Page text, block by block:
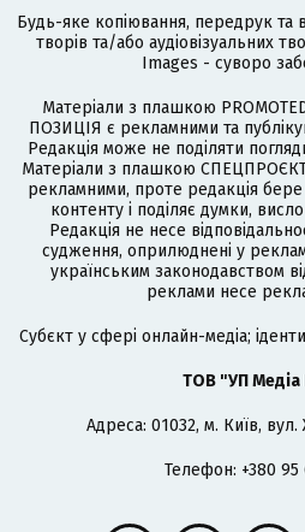
Будь-яке копіювання, передрук та
творів та/або аудіовізуальних
Images - суворо
Матеріали з плашкою
ПОЗИЦІЯ є рекламними та
Редакція може не поділяти
Матеріали з плашкою
рекламними, проте редакція бере
контенту і поділяє думки,
Редакція не несе
судження, оприлюднені у
українським законодавством
реклами несе
Cубєкт у сфері онлайн-медіа;
ТОВ "УП
Адреса: 01032, м. Київ,
Телефон: +380 95